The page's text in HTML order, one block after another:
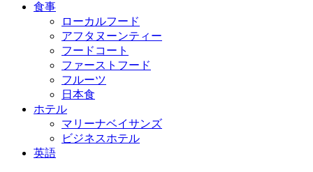
食事
ローカルフード
アフタヌーンティー
フードコート
ファーストフード
フルーツ
日本食
ホテル
マリーナベイサンズ
ビジネスホテル
英語